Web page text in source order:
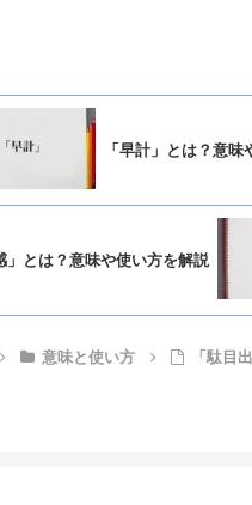
「早計」とは？意
」とは？意味や使い方を解説
意味と使い方
「駄目